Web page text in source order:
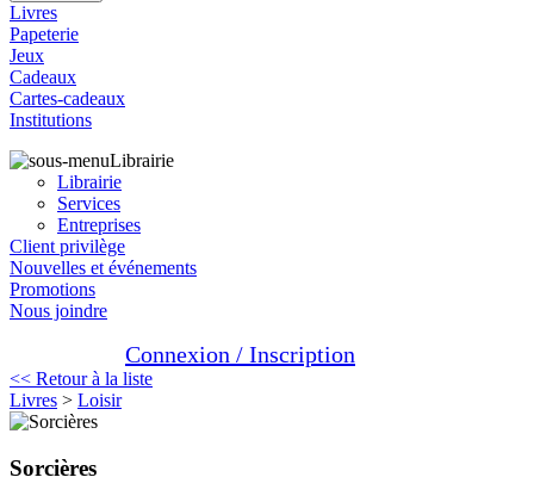
Livres
Papeterie
Jeux
Cadeaux
Cartes-cadeaux
Institutions
Librairie
Librairie
Services
Entreprises
Client privilège
Nouvelles et événements
Promotions
Nous joindre
Connexion / Inscription
<< Retour à la liste
Livres > Loisir
Sorcières